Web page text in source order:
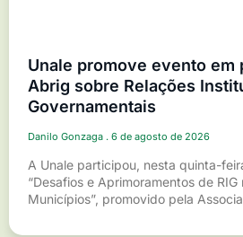
Unale promove evento em
Abrig sobre Relações
Governamentais
Danilo Gonzaga 6 de agosto de 2026
A Unale participou, nesta quinta-
“Desafios e Aprimoramentos de RIG
Municípios”, promovido pela